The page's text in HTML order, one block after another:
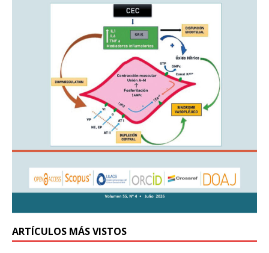
ARTÍCULOS MÁS VISTOS